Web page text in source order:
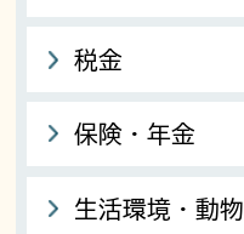
税金
保険・年金
生活環境・動物